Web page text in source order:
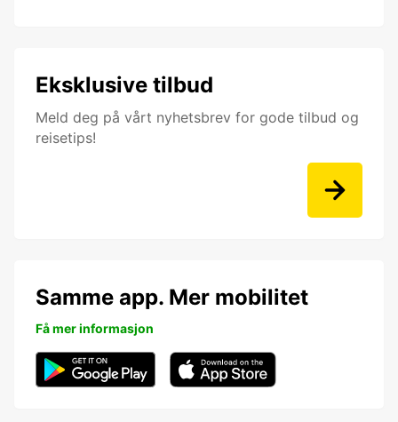
Eksklusive tilbud
Meld deg på vårt nyhetsbrev for gode tilbud og
reisetips!
Samme app. Mer mobilitet
Få mer informasjon